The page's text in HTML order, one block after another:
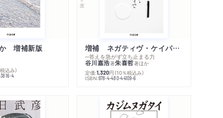
増補新版
込み）
4
増補 ネガティヴ・ケイパビリティで生きる
─答えを急がず立ち止まる力
谷川嘉浩著朱喜哲著ほか
定価:1,320円 （10％税込み）
ISBN:978-4-480-44109-6